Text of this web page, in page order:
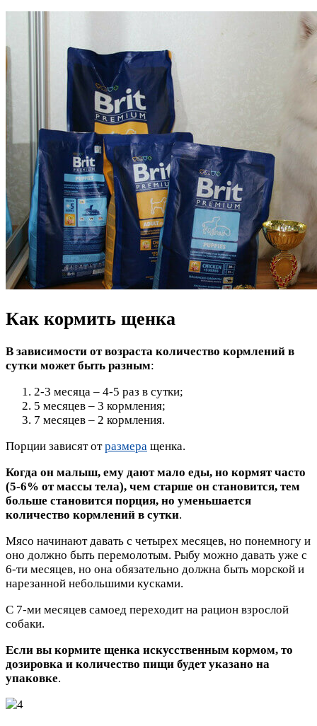
Как кормить щенка
В зависимости от возраста количество кормлений в
сутки может быть разным:
2-3 месяца – 4-5 раз в сутки;
5 месяцев – 3 кормления;
7 месяцев – 2 кормления.
Порции зависят отразмера щенка.
Когда он малыш, ему дают мало еды, но кормят часто
(5-6% от массы тела), чем старше он становится, тем
больше становится порция, но уменьшается
количество кормлений в сутки.
Мясо начинают давать с четырех месяцев, но понемногу и
оно должно быть перемолотым. Рыбу можно давать уже с
6-ти месяцев, но она обязательно должна быть морской и
нарезанной небольшими кусками.
С 7-ми месяцев самоед переходит на рацион взрослой
собаки.
Если вы кормите щенка искусственным кормом, то
дозировка и количество пищи будет указано на
упаковке.